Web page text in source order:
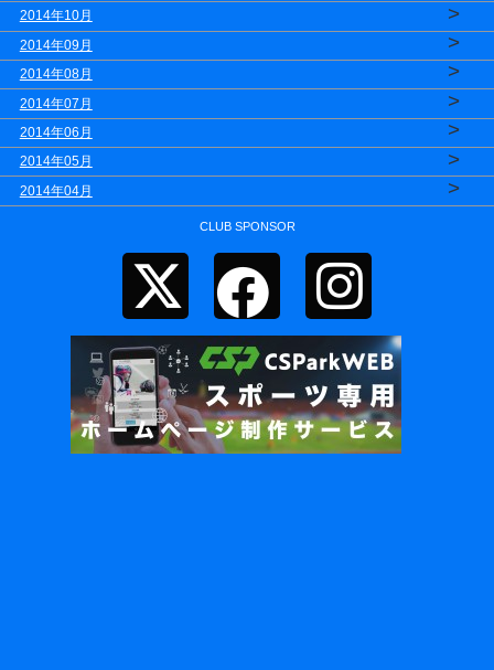
2014年10月 >
2014年09月 >
2014年08月 >
2014年07月 >
2014年06月 >
2014年05月 >
2014年04月 >
CLUB SPONSOR